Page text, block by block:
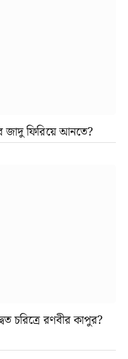
জাদু ফিরিয়ে আনতে?
চরিত্রে রণবীর কাপুর?